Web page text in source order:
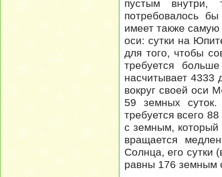
пустым внутри,
потребовалось
имеет также самую
оси: сутки на
для того, чтобы
требуется
насчитывает 4333
вокруг своей оси
59 земных
требуется все­го
с земным, который
вращается
Солнца, его сутки
равны 176 земным